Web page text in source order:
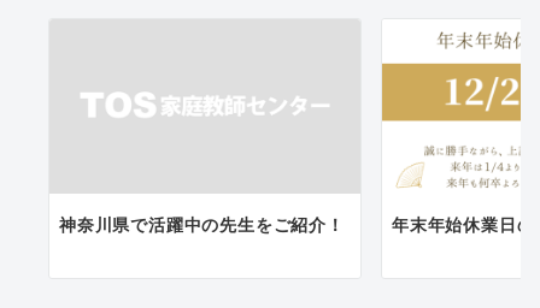
神奈川県で活躍中の先生をご紹介！ 年末年始休業日の